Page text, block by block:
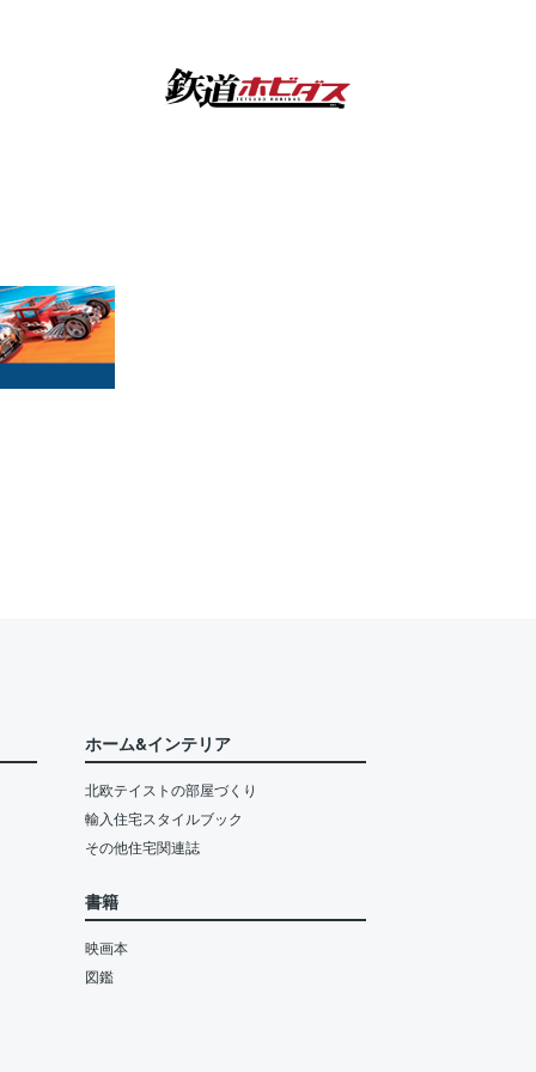
ホーム&インテリア
北欧テイストの部屋づくり
輸入住宅スタイルブック
その他住宅関連誌
書籍
映画本
図鑑